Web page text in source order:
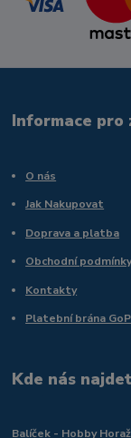
Informace pro
O nás
Jak Nakupovat
Doprava a platba
Obchodní
Kontakty
Platební brána
Kde nás
Balíček - Hobby